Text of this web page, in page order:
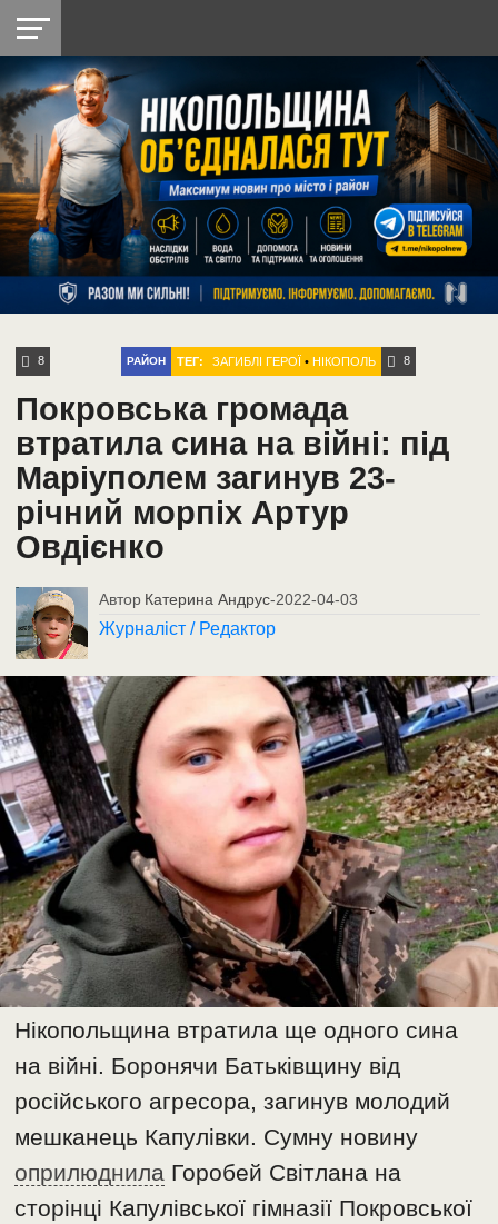
НІКОПОЛЬ
РАЙОН
СІЧЕСЛАВСЬКА
УКРАЇНА
РЕТРО
НІКОПОЛЬ
ЛАЙТ
УКРАЇНА
ДОПОМОГА
РАДІО
8 РАЙОН ТЕГ: ЗАГИБЛІ ГЕРОЇ •НІКОПОЛЬ 8
Покровська громада
втратила сина на війні: під
Маріуполем загинув 23-
річний морпіх Артур
Овдієнко
Автор Катерина Андрус-2022-04-03
Журналіст / Редактор
Нікопольщина втратила ще одного сина
на війні. Боронячи Батьківщину від
російського агресора, загинув молодий
мешканець Капулівки. Сумну новину
оприлюднила Горобей Світлана на
сторінці Капулівської гімназії Покровської